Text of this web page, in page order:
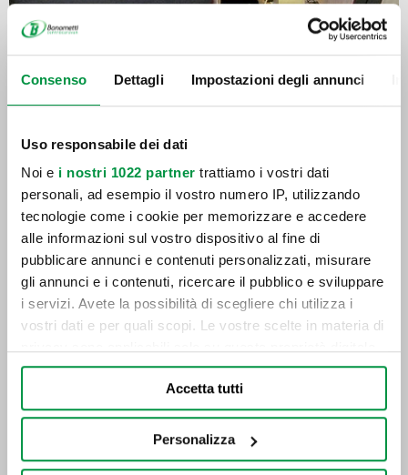
Consenso Dettagli Impostazioni degli annunci
Uso responsabile dei dati
Noi e i nostri 1022 partner trattiamo i vostri dati
personali, ad esempio il vostro numero IP, utilizzando
tecnologie come i cookie per memorizzare e accedere
alle informazioni sul vostro dispositivo al fine di
pubblicare annunci e contenuti personalizzati, misurare
gli annunci e i contenuti, ricercare il pubblico e sviluppare
i servizi. Avete la possibilità di scegliere chi utilizza i
vostri dati e per quali scopi. Le vostre scelte in materia di
in cui avete effettuato le vostre scelte. È possibile
modificare o revocare il proprio consenso in qualsiasi
momento dalla Dichiarazione sui cookie o facendo clic
sull'icona di attivazione della privacy.
Accetta tutti
Personalizza
Come caricare una caravan